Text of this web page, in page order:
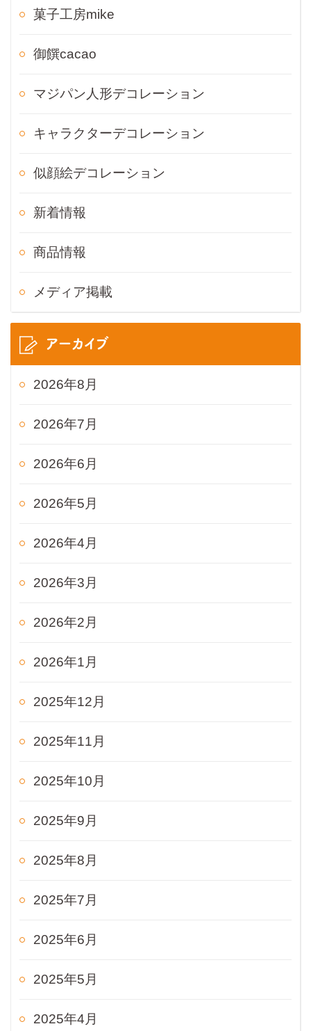
菓子工房mike
御饌cacao
マジパン人形デコレーション
キャラクターデコレーション
似顔絵デコレーション
新着情報
商品情報
メディア掲載
アーカイブ
2026年8月
2026年7月
2026年6月
2026年5月
2026年4月
2026年3月
2026年2月
2026年1月
2025年12月
2025年11月
2025年10月
2025年9月
2025年8月
2025年7月
2025年6月
2025年5月
2025年4月